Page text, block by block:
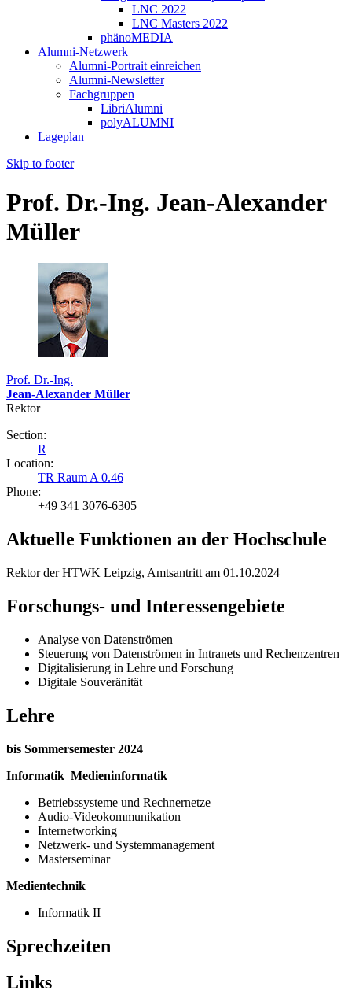
LNC 2022
LNC Masters 2022
phänoMEDIA
Alumni-Netzwerk
Alumni-Portrait einreichen
Alumni-Newsletter
Fachgruppen
LibriAlumni
polyALUMNI
Lageplan
Skip to footer
Prof. Dr.-Ing. Jean-Alexander
Müller
Prof. Dr.-Ing.
Jean-Alexander Müller
Rektor
Section:
R
Location:
TR Raum A 0.46
Phone:
+49 341 3076-6305
Aktuelle Funktionen an der Hochschule
Rektor der HTWK Leipzig, Amtsantritt am 01.10.2024
Forschungs- und Interessengebiete
Analyse von Datenströmen
Steuerung von Datenströmen in Intranets und Rechenzentren
Digitalisierung in Lehre und Forschung
Digitale Souveränität
Lehre
bis Sommersemester 2024
Informatik Medieninformatik
Betriebssysteme und Rechnernetze
Audio-Videokommunikation
Internetworking
Netzwerk- und Systemmanagement
Masterseminar
Medientechnik
Informatik II
Sprechzeiten
Links